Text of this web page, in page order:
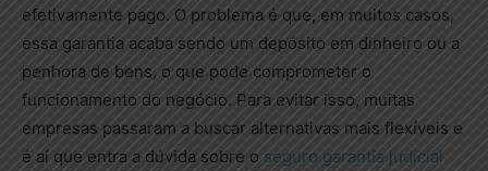
efetivamente pago. O problema é que, em muitos casos,
essa garantia acaba sendo um depósito em dinheiro ou a
penhora de bens, o que pode comprometer o
funcionamento do negócio. Para evitar isso, muitas
empresas passaram a buscar alternativas mais flexíveis e
é aí que entra a dúvida sobre o seguro garantia judicial